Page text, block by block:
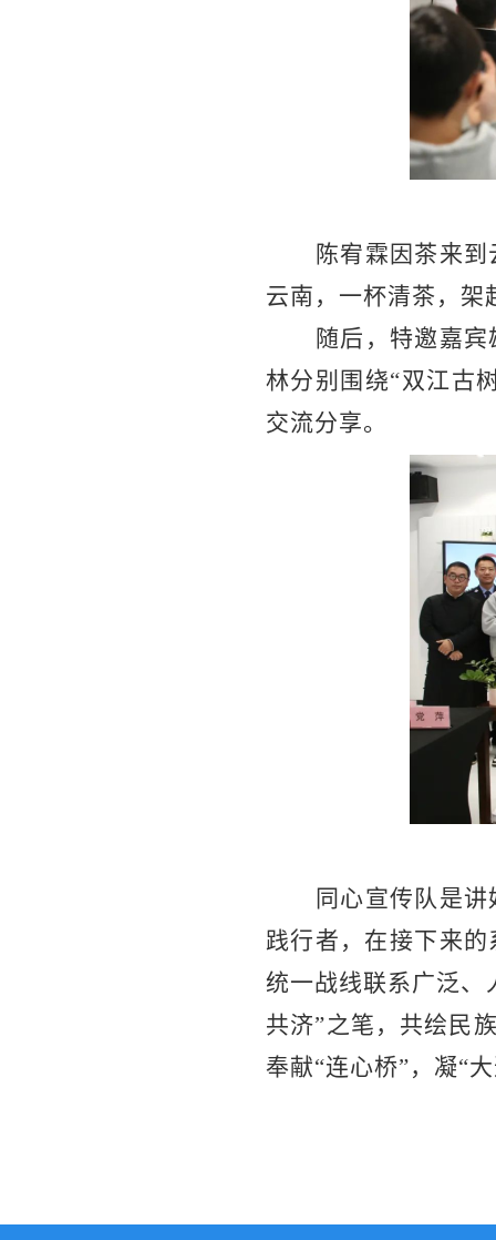
陈宥霖因茶来
云南，一杯清茶，架
随后，特邀嘉
林分别围绕“双江古
交流分享。
同心宣传队是
践行者，在接下来
统一战线联系广泛、
共济”之笔，共绘民
奉献“连心桥”，凝“